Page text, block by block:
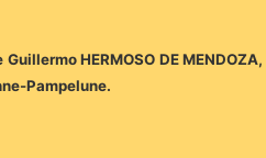
HERMOSO DE
Pampelune.